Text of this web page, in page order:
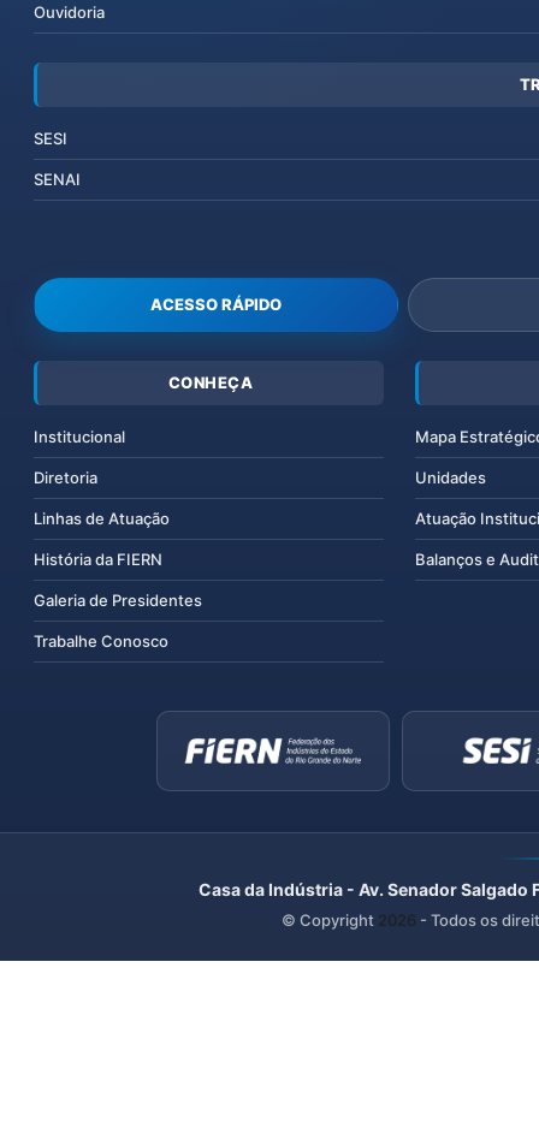
Ouvidoria
SESI
SENAI
ACESSO RÁPIDO
CONHEÇA
Institucional
Diretoria
Linhas de Atuação
História da FIERN
Galeria de Presidentes
Trabalhe Conosco
Mapa
Unidades
Atuação
Balanços e
Casa da Indústria - Av. Senador
© Copyright 2026 - Todos os